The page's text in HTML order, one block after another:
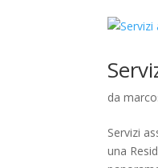
da
Servizi
una